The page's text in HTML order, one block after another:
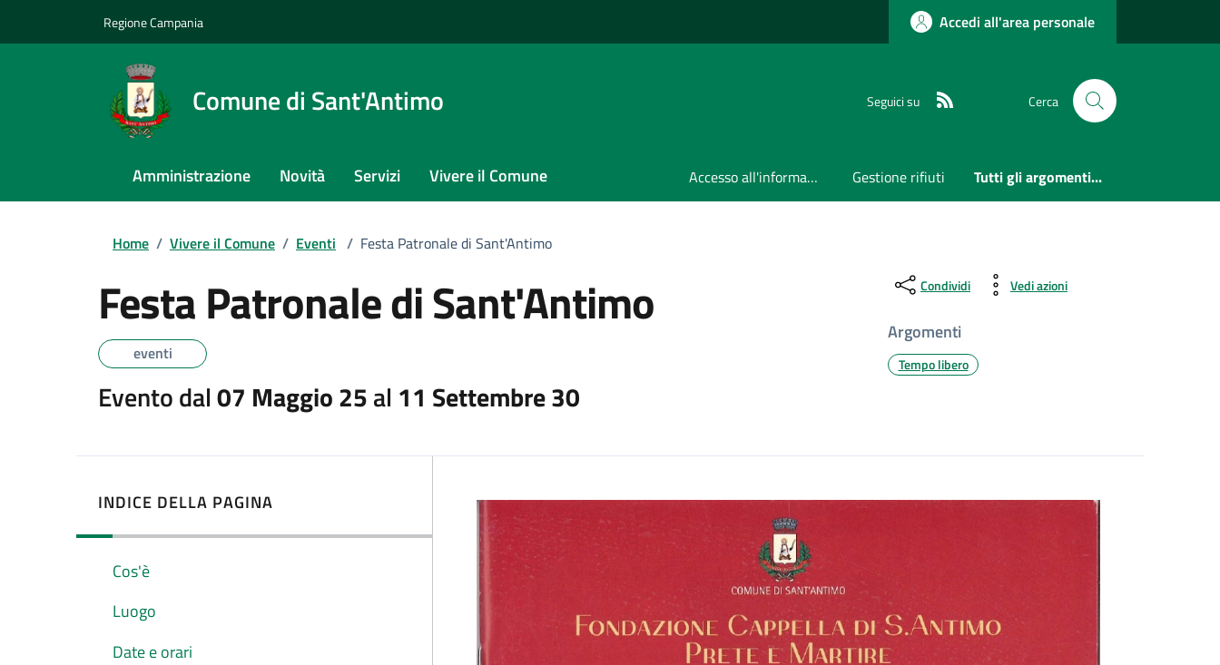
Regione Campania Accedi all'area personale
Comune di Sant'Antimo Seguici su Cerca
Amministrazione Novità Servizi Vivere il Comune Accesso all'informazione Gestione rifiuti Tutti gli argomenti...
Home / Vivere il Comune / Eventi / Festa Patronale di Sant'Antimo
Festa Patronale di Sant'Antimo
eventi
Evento dal07 Maggio 25al 11 Settembre 30
Condividi Vedi azioni
Argomenti
Tempo libero
INDICE DELLA PAGINA
Cos'è
Luogo
Date e orari